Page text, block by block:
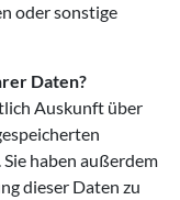
oder sonstige
Daten?
Auskunft über
haben außerdem
dieser Daten zu